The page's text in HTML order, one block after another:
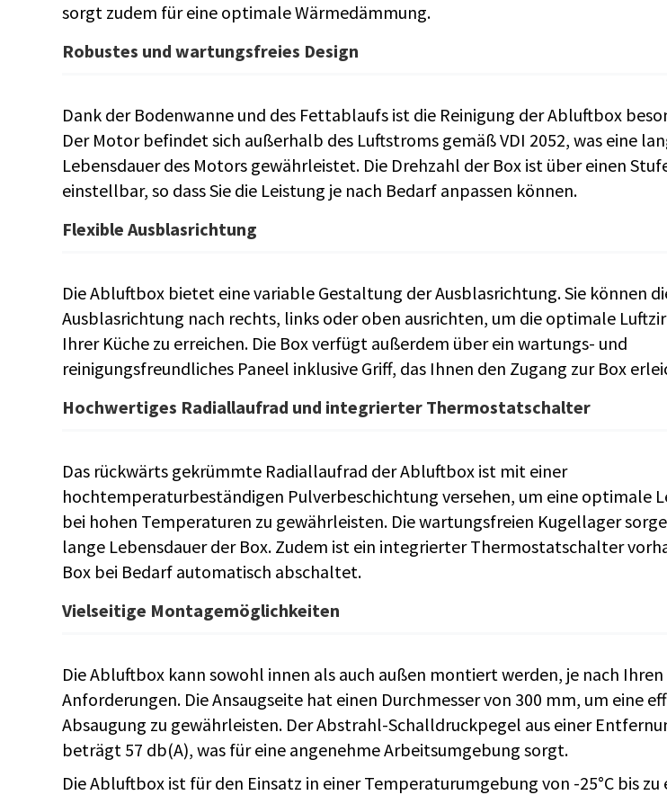
sorgt zudem für eine optimale Wärmedämmung.
Robustes und wartungsfreies Design
Dank der Bodenwanne und des Fettablaufs ist die Reinigung der Abluftbox
Der Motor befindet sich außerhalb des Luftstroms gemäß VDI 2052, was eine
Lebensdauer des Motors gewährleistet. Die Drehzahl der Box ist über einen
einstellbar, so dass Sie die Leistung je nach Bedarf anpassen können.
Flexible Ausblasrichtung
Die Abluftbox bietet eine variable Gestaltung der Ausblasrichtung. Sie können
Ausblasrichtung nach rechts, links oder oben ausrichten, um die optimale
Ihrer Küche zu erreichen. Die Box verfügt außerdem über ein wartungs- und
reinigungsfreundliches Paneel inklusive Griff, das Ihnen den Zugang zur Box
Hochwertiges Radiallaufrad und integrierter Thermostatschalter
Das rückwärts gekrümmte Radiallaufrad der Abluftbox ist mit einer
hochtemperaturbeständigen Pulverbeschichtung versehen, um eine optimale
bei hohen Temperaturen zu gewährleisten. Die wartungsfreien Kugellager
lange Lebensdauer der Box. Zudem ist ein integrierter Thermostatschalter
Box bei Bedarf automatisch abschaltet.
Vielseitige Montagemöglichkeiten
Die Abluftbox kann sowohl innen als auch außen montiert werden, je nach
Anforderungen. Die Ansaugseite hat einen Durchmesser von 300 mm, um eine
Absaugung zu gewährleisten. Der Abstrahl-Schalldruckpegel aus einer
beträgt 57 db(A), was für eine angenehme Arbeitsumgebung sorgt.
Die Abluftbox ist für den Einsatz in einer Temperaturumgebung von -25°C bis zu